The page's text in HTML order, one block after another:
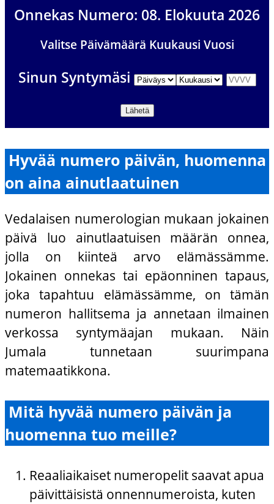
Onnekas Numero: 08. Elokuuta 2026
Valitse Päivämäärä Kuukausi Vuosi
Sinun Syntymäsi
Hyvää numero päivän, huomenna
on aina ainutlaatuinen
Vedalaisen numerologian mukaan jokainen
päivä luo ainutlaatuisen määrän onnea,
jolla on kiinteä arvo elämässämme.
Jokainen onnekas tai epäonninen tapaus,
joka tapahtuu elämässämme, on tämän
numeron hallitsema ja annetaan ilmainen
verkossa syntymäajan mukaan. Näin
Jumala tunnetaan suurimpana
matemaatikkona.
Mitä hyvää numero päivän ja
huomenna tuo meille?
Reaaliaikaiset numeropelit saavat apua
päivittäisistä onnennumeroista, kuten